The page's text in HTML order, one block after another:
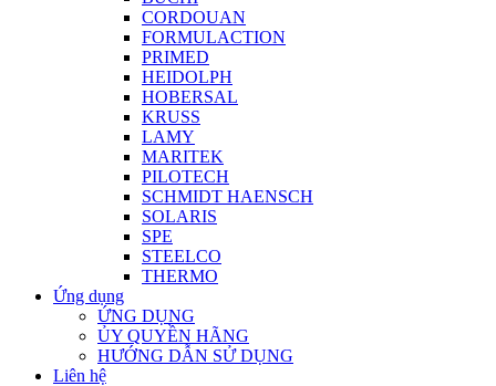
CORDOUAN
FORMULACTION
PRIMED
HEIDOLPH
HOBERSAL
KRUSS
LAMY
MARITEK
PILOTECH
SCHMIDT HAENSCH
SOLARIS
SPE
STEELCO
THERMO
Ứng dụng
ỨNG DỤNG
ỦY QUYỀN HÃNG
HƯỚNG DẪN SỬ DỤNG
Liên hệ